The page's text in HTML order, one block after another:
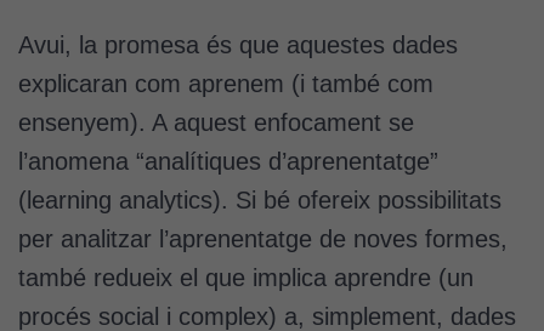
Avui, la promesa és que aquestes dades
explicaran com aprenem (i també com
ensenyem). A aquest enfocament se
l’anomena “analítiques d’aprenentatge”
(learning analytics). Si bé ofereix possibilitats
per analitzar l’aprenentatge de noves formes,
també redueix el que implica aprendre (un
procés social i complex) a, simplement, dades